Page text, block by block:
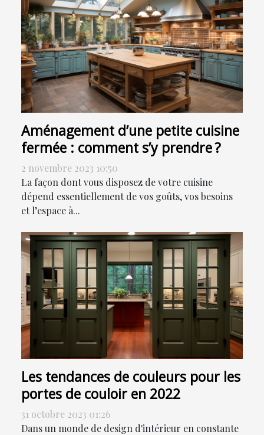
Aménagement d’une petite cuisine
fermée : comment s’y prendre ?
2 novembre 2023 10:50
La façon dont vous disposez de votre cuisine
dépend essentiellement de vos goûts, vos besoins
et l’espace à...
Les tendances de couleurs pour les
portes de couloir en 2022
31 octobre 2023 01:26
Dans un monde de design d'intérieur en constante